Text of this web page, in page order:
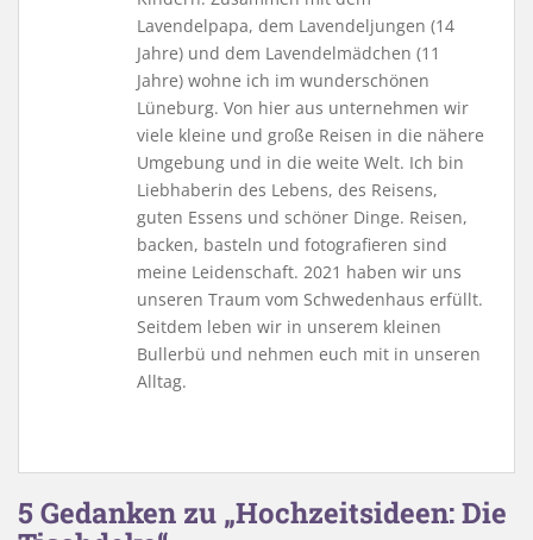
Lavendelpapa, dem Lavendeljungen (14
Jahre) und dem Lavendelmädchen (11
Jahre) wohne ich im wunderschönen
Lüneburg. Von hier aus unternehmen wir
viele kleine und große Reisen in die nähere
Umgebung und in die weite Welt. Ich bin
Liebhaberin des Lebens, des Reisens,
guten Essens und schöner Dinge. Reisen,
backen, basteln und fotografieren sind
meine Leidenschaft. 2021 haben wir uns
unseren Traum vom Schwedenhaus erfüllt.
Seitdem leben wir in unserem kleinen
Bullerbü und nehmen euch mit in unseren
Alltag.
5 Gedanken zu „Hochzeitsideen: Die